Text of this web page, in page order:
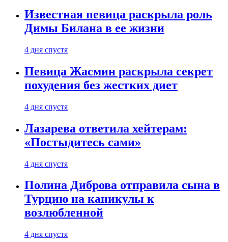
Известная певица раскрыла роль
Димы Билана в ее жизни
4 дня спустя
Певица Жасмин раскрыла секрет
похудения без жестких диет
4 дня спустя
Лазарева ответила хейтерам:
«Постыдитесь сами»
4 дня спустя
Полина Диброва отправила сына в
Турцию на каникулы к
возлюбленной
4 дня спустя